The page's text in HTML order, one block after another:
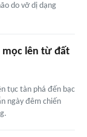
do vỡ dị dạng
mọc lên từ đất
tục tàn phá đến bạc
ngày đêm chiến